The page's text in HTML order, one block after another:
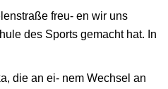
freu- en wir uns
des Sports gemacht hat. In
die an ei- nem Wechsel an